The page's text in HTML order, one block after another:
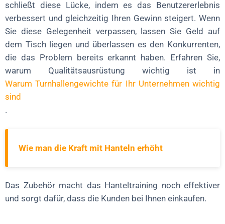
schließt diese Lücke, indem es das Benutzererlebnis
verbessert und gleichzeitig Ihren Gewinn steigert. Wenn
Sie diese Gelegenheit verpassen, lassen Sie Geld auf
dem Tisch liegen und überlassen es den Konkurrenten,
die das Problem bereits erkannt haben. Erfahren Sie,
warum Qualitätsausrüstung wichtig ist in
Warum Turnhallengewichte für Ihr Unternehmen wichtig
sind
.
Wie man die Kraft mit Hanteln erhöht
Das Zubehör macht das Hanteltraining noch effektiver
und sorgt dafür, dass die Kunden bei Ihnen einkaufen.